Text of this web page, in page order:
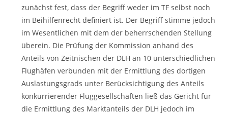
zunächst fest, dass der Begriff weder im TF selbst noch
im Beihilfenrecht definiert ist. Der Begriff stimme jedoch
im Wesentlichen mit dem der beherrschenden Stellung
überein. Die Prüfung der Kommission anhand des
Anteils von Zeitnischen der DLH an 10 unterschiedlichen
Flughäfen verbunden mit der Ermittlung des dortigen
Auslastungsgrads unter Berücksichtigung des Anteils
konkurrierender Fluggesellschaften ließ das Gericht für
die Ermittlung des Marktanteils der DLH jedoch im